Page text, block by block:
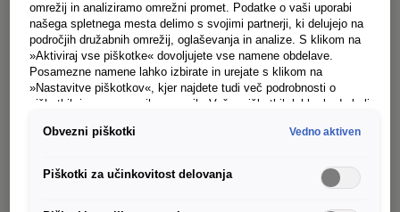
Udobje se začne pri vstopanju: zaradi posebno
širokih serijskih drsnih vrat na sovoznikovi strani
(efektivna širina odpiranja 930 mm) je vstopanje
v novo Caravelle in izstopanje iz nje za vaše
potnike še prijetnejše. Druga drsna vrata na
prilagodljivosti – idealno za letališke ali hotelske
transferje, kadar se mudi. Opcijska odmična okna
omrežij in analiziramo omrežni promet. Podatke o vaši uporabi
našega spletnega mesta delimo s svojimi partnerji, ki delujejo na
področjih družabnih omrežij, oglaševanja in analize. S klikom na
»Aktiviraj vse piškotke« dovoljujete vse namene obdelave.
Posamezne namene lahko izbirate in urejate s klikom na
»Nastavitve piškotkov«, kjer najdete tudi več podrobnosti o
piškotkih in posameznih namenih. Več o piškotkih lahko kadarkoli
privolitve.
Obvezni piškotki Vedno aktiven
Piškotki za učinkovitost delovanja